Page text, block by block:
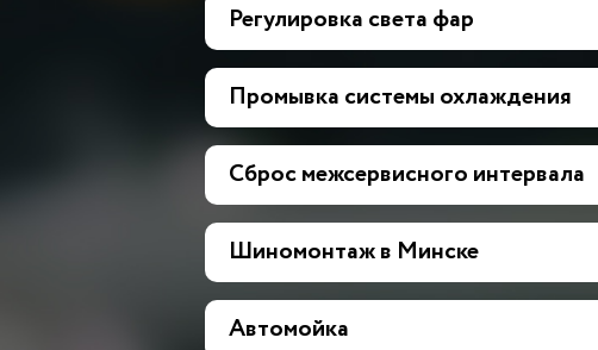
Регулировка света фар
Промывка системы охлаждения
Сброс межсервисного интервала
Шиномонтаж в Минске
Автомойка